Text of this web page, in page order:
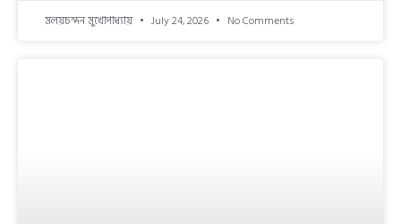
মলয়চন্দন মুখোপাধ্যায়
July 24, 2026 No Comments